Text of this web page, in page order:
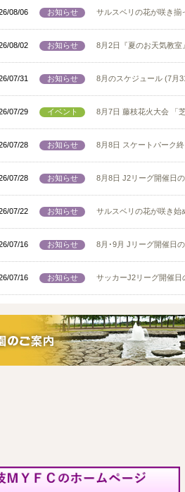
08/06 お知らせ サルスベリの花が咲き
08/02 お知らせ 8月2日『夏のお天気教
07/31 お知らせ 8月のスケジュール (7月
07/29 イベント 8月7日 藤枝花火大会 「
07/28 お知らせ 8月8日 スケートパーク
07/28 お知らせ 8月8日 J2リーグ開催日
07/22 お知らせ サルスベリの花が咲き始
07/16 お知らせ 8月･9月 Jリーグ開催日
07/16 お知らせ サッカーJ2リーグ開催